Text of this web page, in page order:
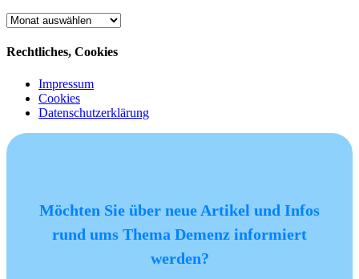
Archiv
Rechtliches, Cookies
Impressum
Cookies
Datenschutzerklärung
Möchten Sie über neue Artikel und Infos
rund ums Thema Demenz informiert
werden?